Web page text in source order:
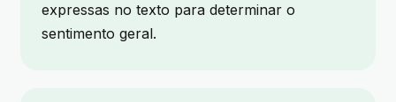
expressas no texto para determinar o
sentimento geral.